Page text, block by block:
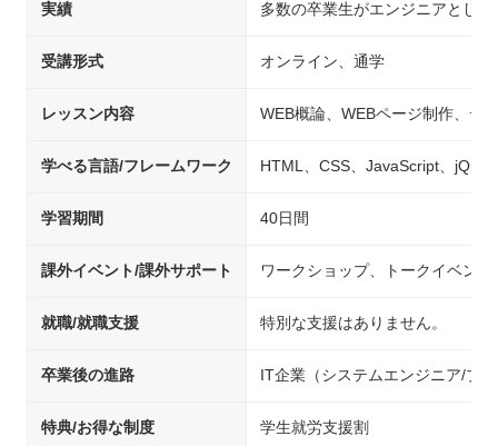
実績 多数の卒業生がエンジニアとして
受講形式 オンライン、通学
レッスン内容 WEB概論、WEBページ制作、デ
学べる言語/フレームワーク HTML、CSS、JavaScript、
学習期間 40日間
課外イベント/課外サポート ワークショップ、トークイベント
就職/就職支援 特別な支援はありません。
卒業後の進路 IT企業（システムエンジニア/プ
特典/お得な制度 学生就労支援割